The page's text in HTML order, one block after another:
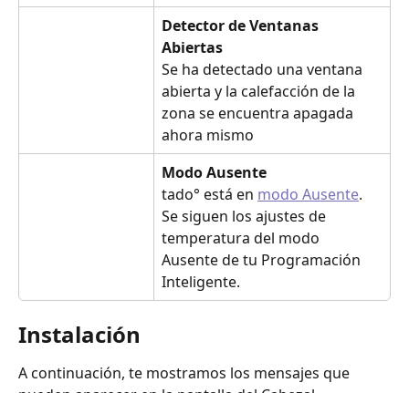
Detector de Ventanas
Abiertas
Se ha detectado una ventana
abierta y la calefacción de la
zona se encuentra apagada
ahora mismo
Modo Ausente
tado° está en modo Ausente.
Se siguen los ajustes de
temperatura del modo
Ausente de tu Programación
Inteligente.
Instalación
A continuación, te mostramos los mensajes que